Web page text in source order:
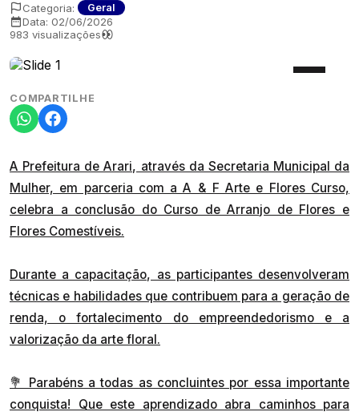
Categoria: Geral
Data: 02/06/2026
983 visualizações
COMPARTILHE
A Prefeitura de Arari, através da Secretaria Municipal da
Mulher, em parceria com a A & F Arte e Flores Curso,
celebra a conclusão do Curso de Arranjo de Flores e
Flores Comestíveis.
Durante a capacitação, as participantes desenvolveram
técnicas e habilidades que contribuem para a geração de
renda, o fortalecimento do empreendedorismo e a
valorização da arte floral.
💐 Parabéns a todas as concluintes por essa importante
conquista! Que este aprendizado abra caminhos para